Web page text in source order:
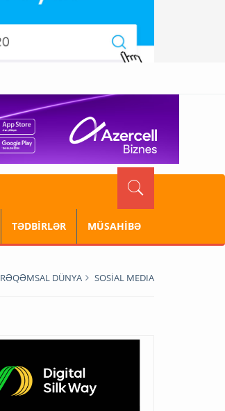
TƏDBİRLƏR MÜSAHİBƏ
RƏQƏMSAL DÜNYA SOSİAL MEDIA